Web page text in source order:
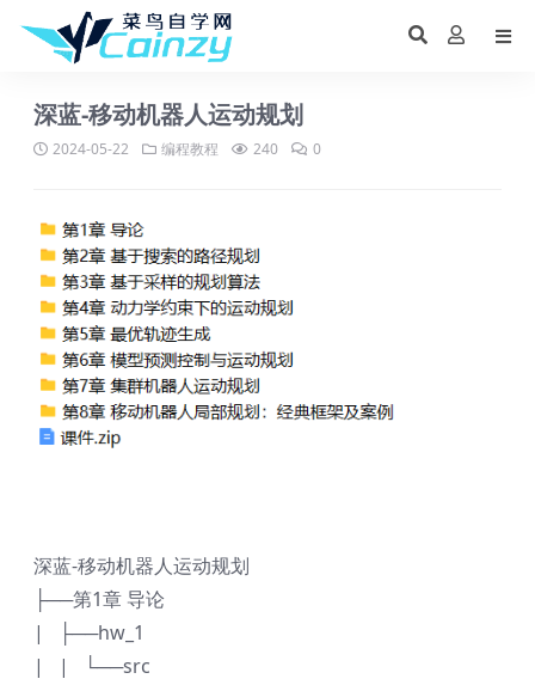
深蓝-移动机器人运动规划
2024-05-22 编程教程 240 0
深蓝-移动机器人运动规划
├──第1章 导论
| ├──hw_1
| | └──src